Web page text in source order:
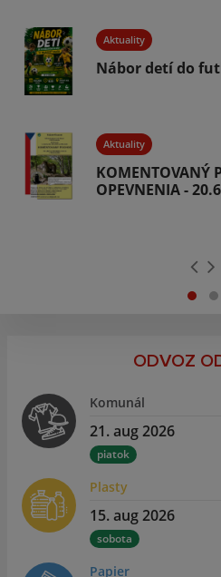
Aktuality
Nábor detí do
Aktuality
KOMENTOVANÝ
OPEVNENIA -
ODVOZ
Komunál
21. aug 2026
piatok
Plasty
15. aug 2026
sobota
Papier